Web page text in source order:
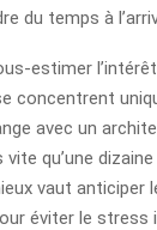
du temps à
estimer l’intérêt
concentrent
avec un
qu’une
vaut anticiper
éviter le stress